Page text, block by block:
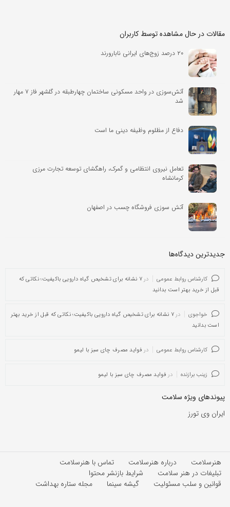
مقالات در حال مشاهده توسط کاربران
۲۰ درصد زوج‌های ایرانی نابارورند
آتش‌سوزی در واحد مسکونی ساختمان چهارطبقه در گلشهر فاز ۷ مهار
شد
دفاع از مظلوم وظیفه دینی ما است
تعامل نیروی انتظامی و گمرک، راهگشای توسعه تجارت مرزی
کرمانشاه
آتش سوزی فروشگاه چسب در اصفهان
جدیدترین دیدگاه‌‌ها
کارشناس روابط عمومی در
۷ نشانه برای تشخیص گیاه دارویی باکیفیت؛ نکاتی که
قبل از خرید بهتر است بدانید
خواجوی در
۷ نشانه برای تشخیص گیاه دارویی باکیفیت؛ نکاتی که قبل از خرید بهتر
است بدانید
کارشناس روابط عمومی در فواید مصرف چای سبز با لیمو
زینب برازنده در فواید مصرف چای سبز با لیمو
پیوندهای ویژه سلامت
ایران وی تورز
هنرسلامت درباره هنرسلامت
تماس با هنرسلامت
تبلیغات در هنر سلامت
شرایط بازنشر محتوا
قوانین و سلب مسئولیت
گیشه سینما مجله ستاره بهداشت